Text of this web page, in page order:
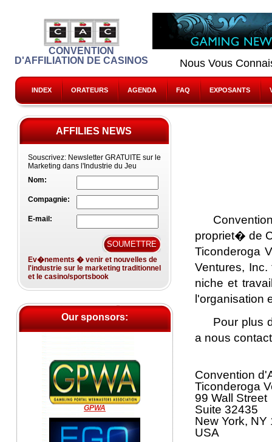
CONVENTION
D'AFFILIATION DE CASINOS
INDEX ORATEURS AGENDA FAQ EXPOSANTS
Nous Vous
propriet� de
Ticonderoga
Ventures,
niche et
l'organisation
Pour plus
a nous
Convention
Ticonderoga
99 Wall Street
Suite 32435
New York, NY
USA
AFFILIES NEWS
Souscrivez: Newsletter GRATUITE sur le
Marketing dans l'Industrie du Jeu
Nom:
Compagnie:
E-mail:
Ev�nements � venir et nouvelles de
l'industrie sur le marketing traditionnel
et le casino/sportsbook
Our sponsors:
GPWA